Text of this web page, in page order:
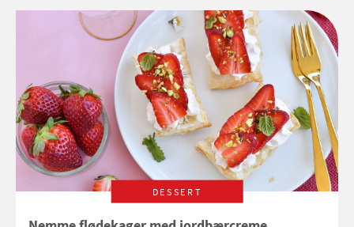
sammen. Ønsker du en sødere
konfektkage, kan du smage til
med lidt honning, men så er
kagen ikke længere vegansk.
DESSERT